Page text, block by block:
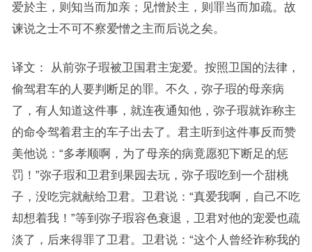
爱於主，则知当而加亲；见憎於主，则罪当而加疏。故
谏说之士不可不察爱憎之主而后说之矣。
译文： 从前弥子瑕被卫国君主宠爱。按照卫国的法律，
偷驾君车的人要判断足的罪。不久，弥子瑕的母亲病
了，有人知道这件事，就连夜通知他，弥子瑕就诈称主
的命令驾着君主的车子出去了。君主听到这件事反而赞
美他说：“多孝顺啊，为了母亲的病竟愿犯下断足的惩
罚！”弥子瑕和卫君到果园去玩，弥子瑕吃到一个甜桃
子，没吃完就献给卫君。卫君说：“真爱我啊，自己不吃
却想着我！”等到弥子瑕容色衰退，卫君对他的宠爱也疏
淡了，后来得罪了卫君。卫君说：“这个人曾经诈称我的